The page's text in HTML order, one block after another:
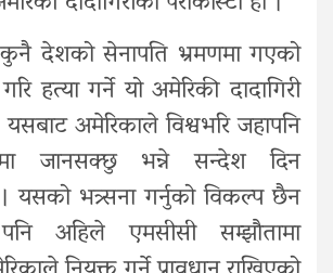
कुनै देशको सेनापति भ्रमणमा गएको
हत्या गर्ने यो अमेरिकी दादागिरी
अमेरिकाले विश्वभरि जहापनि
जानसक्छु भन्ने सन्देश दिन
यसको भत्र्सना गर्नुको विकल्प छैन
अहिले एमसीसी सम्झौतामा